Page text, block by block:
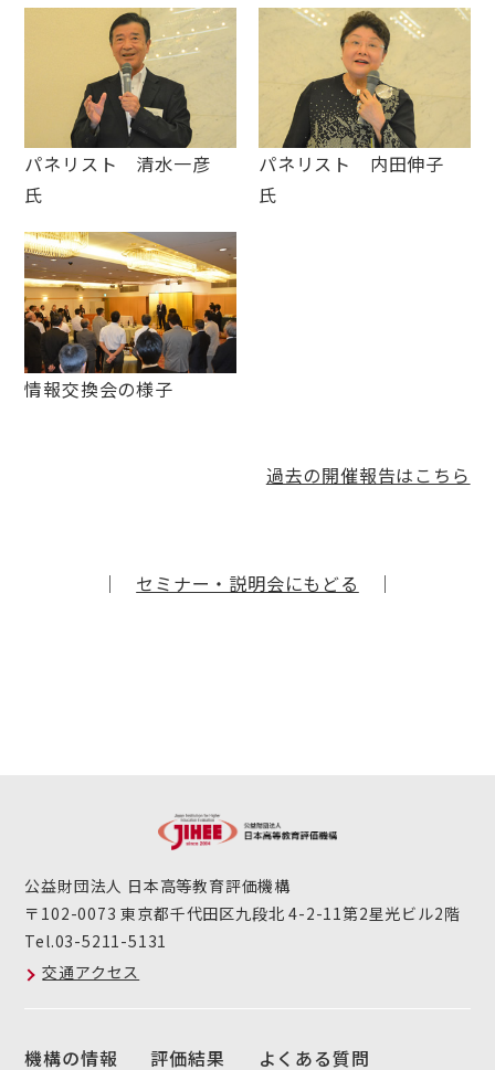
パネリスト 清水一彦
氏
パネリスト 内田伸子
氏
情報交換会の様子
過去の開催報告はこちら
｜ セミナー・説明会にもどる ｜
公益財団法人 日本高等教育評価機構
〒102-0073 東京都千代田区九段北 4-2-11第2星光ビル2階
Tel.03-5211-5131
交通アクセス
機構の情報 評価結果 よくある質問